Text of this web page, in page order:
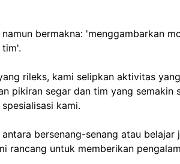
bermakna: 'menggambarkan
rileks, kami selipkan aktivitas
pikiran segar dan tim yang semakin
kami.
bersenang-senang atau
rancang untuk memberikan